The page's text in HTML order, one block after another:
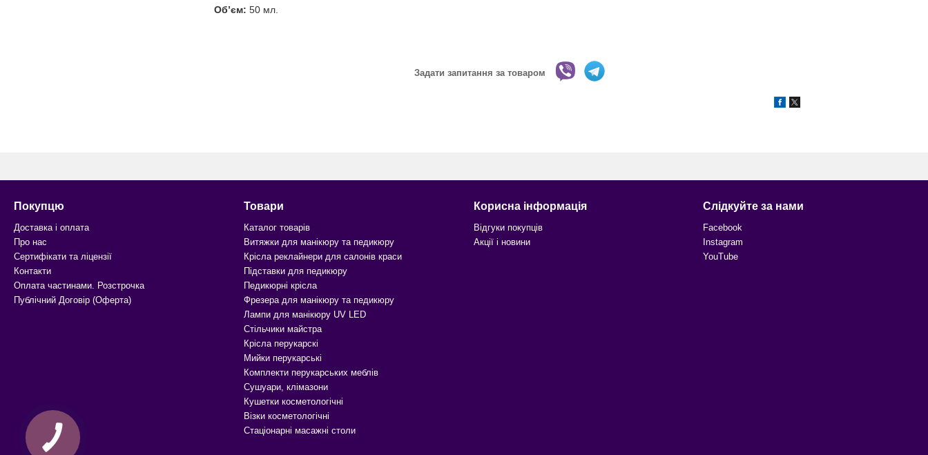
Об’єм: 50 мл.
Задати запитання за товаром
Покупцю
Доставка і оплата
Про нас
Сертифікати та ліцензії
Контакти
Оплата частинами. Розстрочка
Публічний Договір (Оферта)
Товари
Каталог товарів
Витяжки для манікюру та педикюру
Крісла реклайнери для салонів краси
Підставки для педикюру
Педикюрні крісла
Фрезера для манікюру та педикюру
Лампи для манікюру UV LED
Стільчики майстра
Крісла перукарскі
Мийки перукарські
Комплекти перукарських меблів
Сушуари, клімазони
Кушетки косметологічні
Візки косметологічні
Стаціонарні масажні столи
Корисна інформація
Відгуки покупців
Акції і новини
Слідкуйте за нами
Facebook
Instagram
YouTube